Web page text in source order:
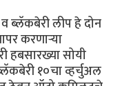
ब्लॅकबेरी लीप हे दोन
करणार्‍या
हबसारख्या सोयी
१०चा व्हर्चुअल